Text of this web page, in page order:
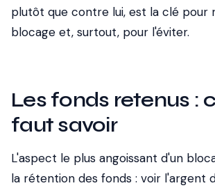
plutôt que contre lui, est la clé pour
blocage et, surtout, pour l'éviter.
Les fonds retenus :
faut savoir
L'aspect le plus angoissant d'un
la rétention des fonds : voir l'argent